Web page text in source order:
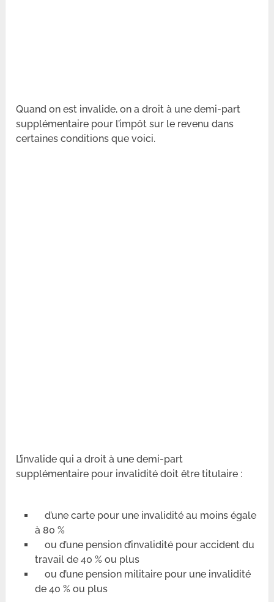
Quand on est invalide, on a droit à une demi-part
supplémentaire pour l’impôt sur le revenu dans
certaines conditions que voici.
L’invalide qui a droit à une demi-part
supplémentaire pour invalidité doit être titulaire :
d’une carte pour une invalidité au moins égale
à 80 %
ou d’une pension d’invalidité pour accident du
travail de 40 % ou plus
ou d’une pension militaire pour une invalidité
de 40 % ou plus